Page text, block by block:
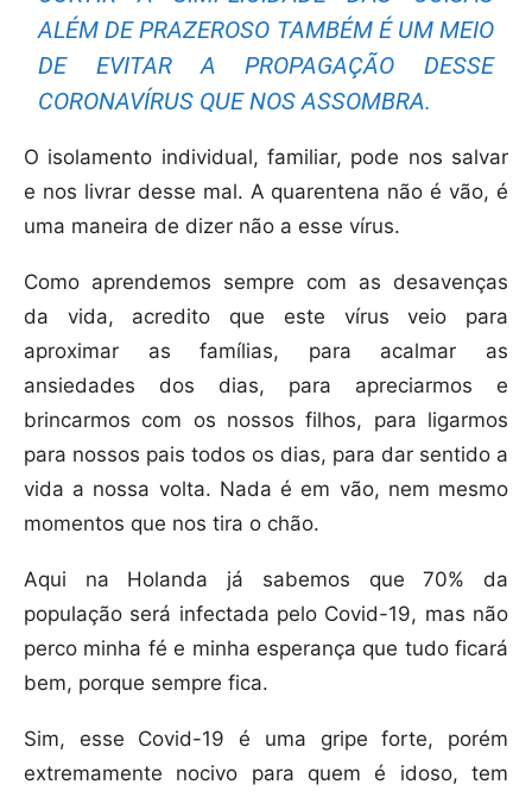
ALÉM DE PRAZEROSO TAMBÉM É UM MEIO
DE EVITAR A PROPAGAÇÃO DESSE
CORONAVÍRUS QUE NOS ASSOMBRA.
O isolamento individual, familiar, pode nos salvar
e nos livrar desse mal. A quarentena não é vão, é
uma maneira de dizer não a esse vírus.
Como aprendemos sempre com as desavenças
da vida, acredito que este vírus veio para
aproximar as famílias, para acalmar as
ansiedades dos dias, para apreciarmos e
brincarmos com os nossos filhos, para ligarmos
para nossos pais todos os dias, para dar sentido a
vida a nossa volta. Nada é em vão, nem mesmo
momentos que nos tira o chão.
Aqui na Holanda já sabemos que 70% da
população será infectada pelo Covid-19, mas não
perco minha fé e minha esperança que tudo ficará
bem, porque sempre fica.
Sim, esse Covid-19 é uma gripe forte, porém
extremamente nocivo para quem é idoso, tem